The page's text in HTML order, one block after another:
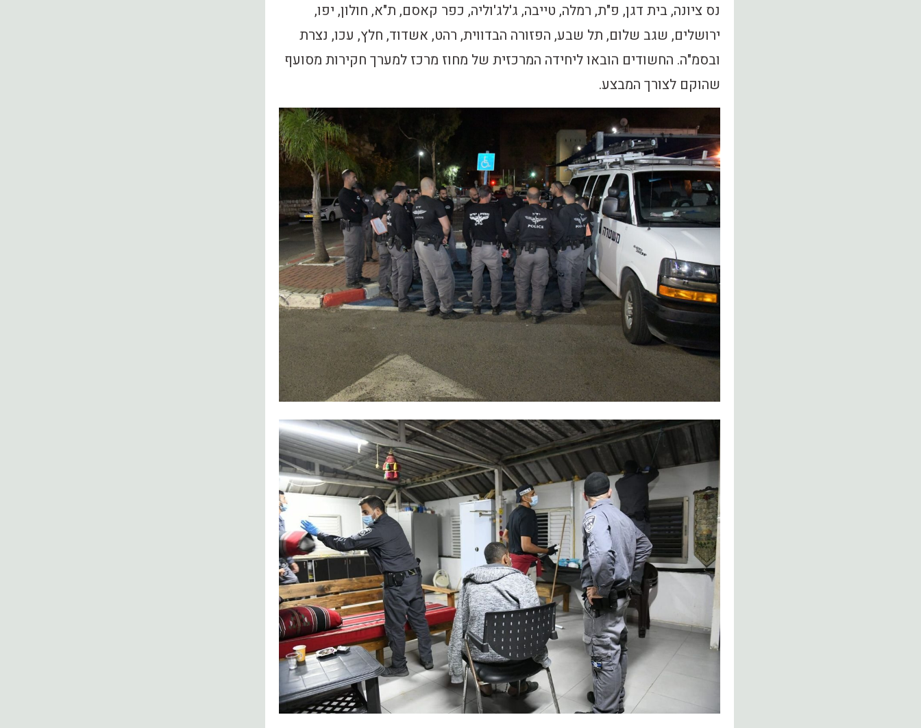
נס ציונה, בית דגן, פ"ת, רמלה, טייבה, ג'לג'וליה, כפר קאסם, ת"א, חולון, יפו,
ירושלים, שגב שלום, תל שבע, הפזורה הבדווית, רהט, אשדוד, חלץ, עכו, נצרת
ובסמ"ה. החשודים הובאו ליחידה המרכזית של מחוז מרכז למערך חקירות מסועף
שהוקם לצורך המבצע.